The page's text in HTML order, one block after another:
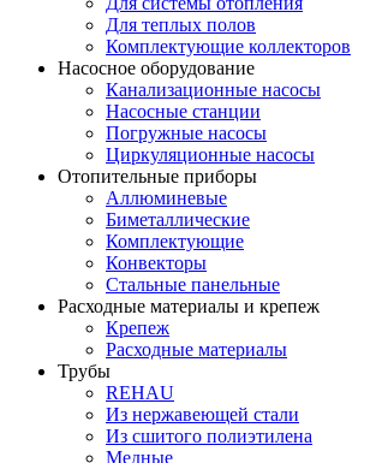
Для теплых полов
Комплектующие коллекторов
Насосное оборудование
Канализационные насосы
Насосные станции
Погружные насосы
Циркуляционные насосы
Отопительные приборы
Аллюминевые
Биметаллические
Комплектующие
Конвекторы
Стальные панельные
Расходные материалы и крепеж
Крепеж
Расходные материалы
Трубы
REHAU
Из нержавеющей стали
Из сшитого полиэтилена
Медные